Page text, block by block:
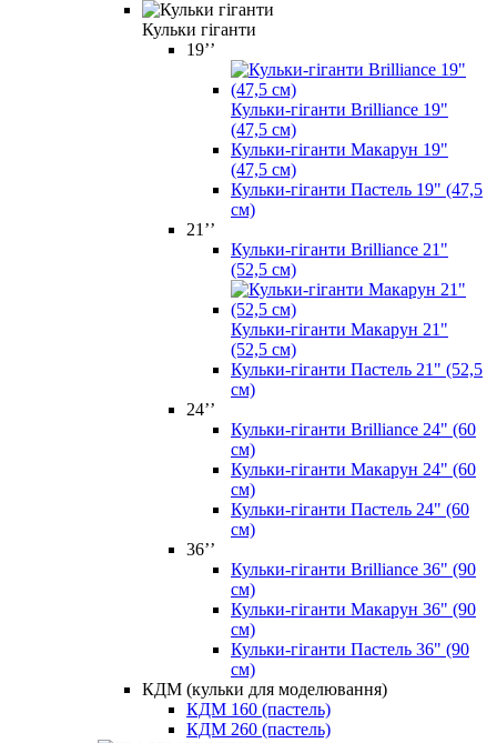
Кульки гіганти
19’’
Кульки-гіганти Brilliance 19"
(47,5 см)
Кульки-гіганти Макарун 19"
(47,5 см)
Кульки-гіганти Пастель 19" (47,5
см)
21’’
Кульки-гіганти Brilliance 21"
(52,5 см)
Кульки-гіганти Макарун 21"
(52,5 см)
Кульки-гіганти Пастель 21" (52,5
см)
24’’
Кульки-гіганти Brilliance 24" (60
см)
Кульки-гіганти Макарун 24" (60
см)
Кульки-гіганти Пастель 24" (60
см)
36’’
Кульки-гіганти Brilliance 36" (90
см)
Кульки-гіганти Макарун 36" (90
см)
Кульки-гіганти Пастель 36" (90
см)
КДМ (кульки для моделювання)
КДМ 160 (пастель)
КДМ 260 (пастель)